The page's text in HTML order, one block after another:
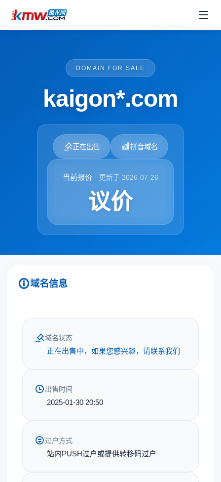
DOMAIN FOR SALE
kaigon*.com
正在出售 拼音域名
当前报价 更新于 2026-07-26
议价
域名信息
域名状态
正在出售中，如果您感兴趣，请联系我们
出售时间
2025-01-30 20:50
过户方式
站内PUSH过户或提供转移码过户